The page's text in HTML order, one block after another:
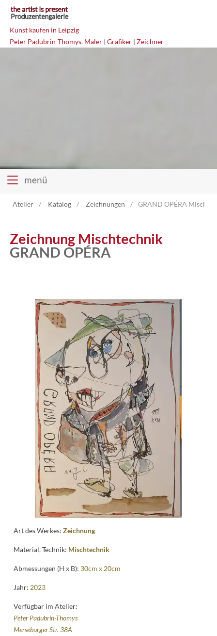
Kunst kaufen in Leipzig
Peter Padubrin-Thomys, Maler | Grafiker | Zeichner
menü
Atelier
Katalog
News
Kontakt
Atelier Katalog Zeichnungen GRAND OPÉRA
Zeichnung Mischtechnik
GRAND OPÉRA
Art des Werkes:Zeichnung
Material, Technik: Mischtechnik
Abmessungen (H x B): 30cm x 20cm
Jahr: 2023
Verfügbar im Atelier:
Peter Padubrin-Thomys
Merseburger Str. 38A